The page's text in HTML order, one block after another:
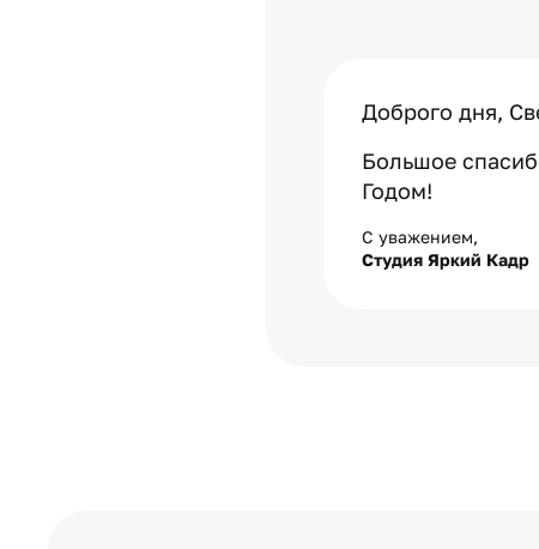
Доброго дня,
Большое
Годом!
С уважением,
Студия Яркий Кадр